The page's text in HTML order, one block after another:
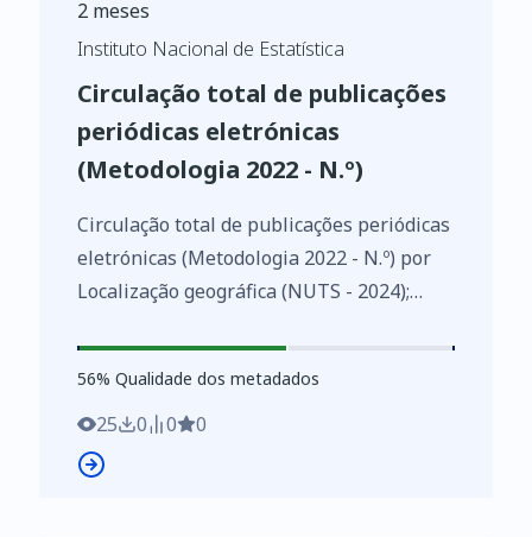
2 meses
Instituto Nacional de Estatística
Circulação total de publicações
periódicas eletrónicas
(Metodologia 2022 - N.º)
Circulação total de publicações periódicas
eletrónicas (Metodologia 2022 - N.º) por
Localização geográfica (NUTS - 2024);
periódicas
https://www.ine.pt/xurl/indx/0013506/PT
56%
56% Qualidade dos metadados
25 0 0 0